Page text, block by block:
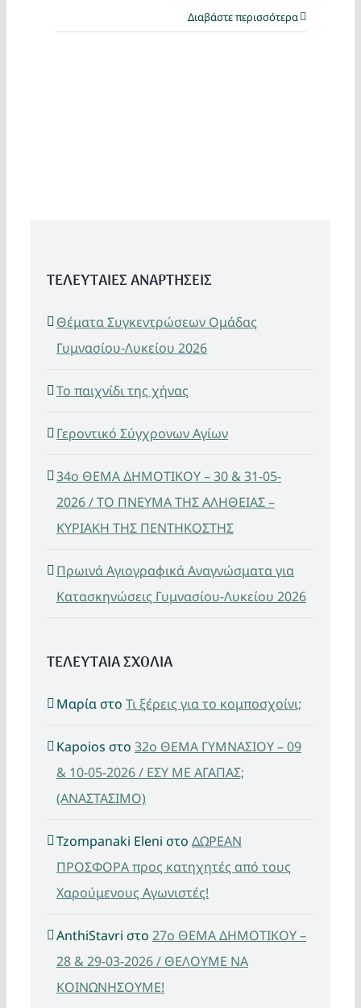
Διαβάστε περισσότερα
ΤΕΛΕΥΤΑΙΕΣ ΑΝΑΡΤΗΣΕΙΣ
Θέματα Συγκεντρώσεων Ομάδας
Γυμνασίου-Λυκείου 2026
Το παιχνίδι της χήνας
Γεροντικό Σύγχρονων Αγίων
34ο ΘΕΜΑ ΔΗΜΟΤΙΚΟΥ – 30 & 31-05-
2026 / ΤΟ ΠΝΕΥΜΑ ΤΗΣ ΑΛΗΘΕΙΑΣ –
ΚΥΡΙΑΚΗ ΤΗΣ ΠΕΝΤΗΚΟΣΤΗΣ
Πρωινά Αγιογραφικά Αναγνώσματα για
Κατασκηνώσεις Γυμνασίου-Λυκείου 2026
ΤΕΛΕΥΤΑΙΑ ΣΧΟΛΙΑ
Μαρία στο Τι ξέρεις για το κομποσχοίνι;
Kapoios στο 32ο ΘΕΜΑ ΓΥΜΝΑΣΙΟΥ – 09
& 10-05-2026 / ΕΣΥ ΜΕ ΑΓΑΠΑΣ;
(ΑΝΑΣΤΑΣΙΜΟ)
Tzompanaki Eleni στο ΔΩΡΕΑΝ
ΠΡΟΣΦΟΡΑ προς κατηχητές από τους
Χαρούμενους Αγωνιστές!
AnthiStavri στο 27ο ΘΕΜΑ ΔΗΜΟΤΙΚΟΥ –
28 & 29-03-2026 / ΘΕΛΟΥΜΕ ΝΑ
ΚΟΙΝΩΝΗΣΟΥΜΕ!